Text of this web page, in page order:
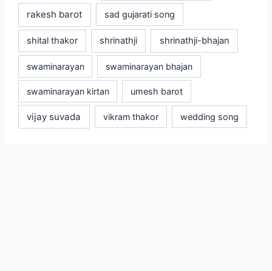
rakesh barot sad gujarati song
shital thakor shrinathji shrinathji-bhajan
swaminarayan swaminarayan bhajan
swaminarayan kirtan umesh barot
vijay suvada vikram thakor wedding song